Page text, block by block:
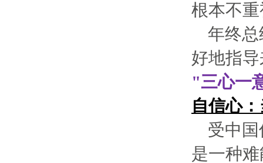
根本不
年终
好地指
"三心一
自信心
受中
是一种